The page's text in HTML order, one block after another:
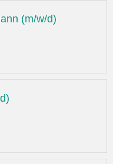
(m/w/d)